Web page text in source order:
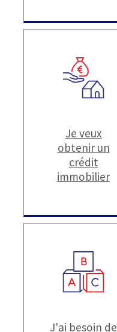
Je veux
obtenir un
crédit
immobilier
J'ai besoin de